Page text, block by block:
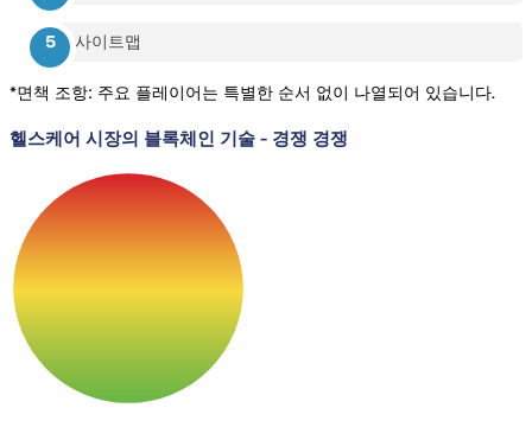
사이트맵
*면책 조항: 주요 플레이어는 특별한 순서 없이 나열되어 있습니다.
헬스케어 시장의 블록체인 기술 - 경쟁 경쟁